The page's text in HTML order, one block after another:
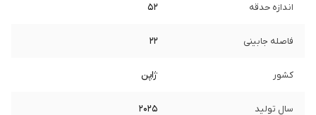
اندازه حدقه 52
فاصله جابینی 22
کشور ژاپن
سال تولید 2025